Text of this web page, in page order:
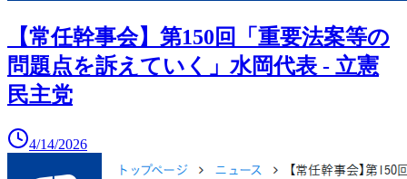
【常任幹事会】第150回「重要法案等の
問題点を訴えていく」水岡代表 - 立憲
民主党
4/14/2026